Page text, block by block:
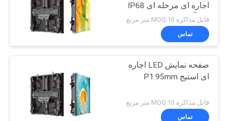
اجاره ای مرحله ای IP68
ضد آب
قابل مذاکره MOQ:10 متر مربع
تماس
صفحه نمایش LED اجاره
ای استیج P1.95mm
قابل مذاکره MOQ:10 متر مربع
تماس